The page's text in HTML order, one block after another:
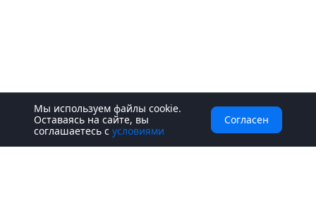
Мы используем файлы cookie.
Оставаясь на сайте, вы
соглашаетесь с условиями
Согласен